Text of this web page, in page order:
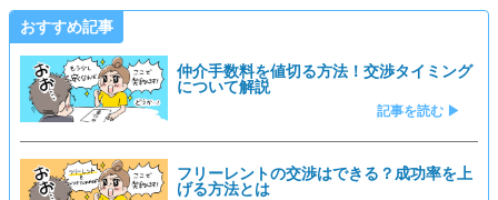
おすすめ記事
仲介手数料を値切る方法！交渉タイミング
について解説
記事を読む ▶
フリーレントの交渉はできる？成功率を上
げる方法とは